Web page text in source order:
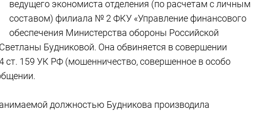
ведущего экономиста отделения (по расчетам с личным
составом) филиала № 2 ФКУ «Управление финансового
обеспечения Министерства обороны Российской
Будниковой. Она обвиняется в совершении
ст. 159 УК РФ (мошенничество, совершенное в особо
должностью Будникова производила